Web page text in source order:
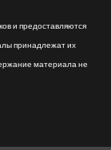
и предоставляются
принадлежат их
материала не